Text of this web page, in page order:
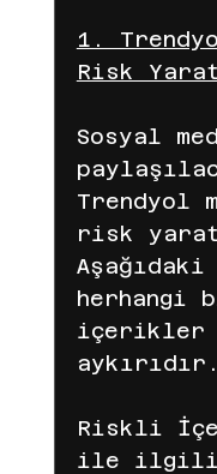
digital
fenomen
1.
Risk
Sosyal
Trendyol
risk
Aşağıdaki
herhangi
içerikler
aykırıdır.
Riskli
ile ilgili